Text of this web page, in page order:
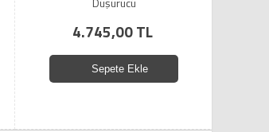
4.745,00 TL
Sepete Ekle